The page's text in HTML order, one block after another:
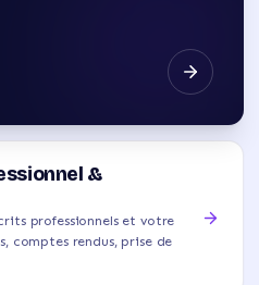
&
professionnels et votre
comptes rendus, prise de